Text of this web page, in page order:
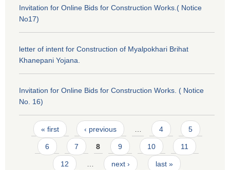
Invitation for Online Bids for Construction Works.( Notice
No17)
letter of intent for Construction of Myalpokhari Brihat
Khanepani Yojana.
Invitation for Online Bids for Construction Works. ( Notice
No. 16)
Pages
« first ‹ previous … 4 5
6 7 8 9 10 11
12 … next › last »